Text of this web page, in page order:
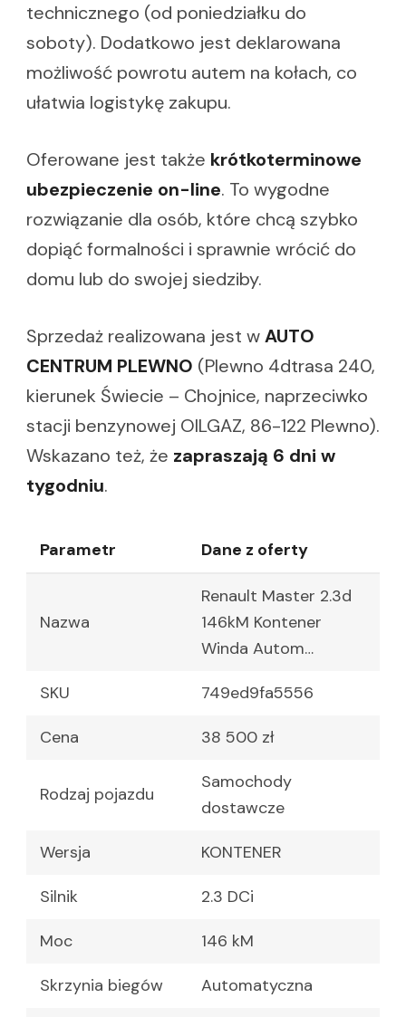
technicznego (od poniedziałku do
soboty). Dodatkowo jest deklarowana
możliwość powrotu autem na kołach, co
ułatwia logistykę zakupu.
Oferowane jest także krótkoterminowe
ubezpieczenie on-line. To wygodne
rozwiązanie dla osób, które chcą szybko
dopiąć formalności i sprawnie wrócić do
domu lub do swojej siedziby.
Sprzedaż realizowana jest wAUTO
CENTRUM PLEWNO (Plewno 4dtrasa 240,
kierunek Świecie – Chojnice, naprzeciwko
stacji benzynowej OILGAZ, 86-122 Plewno).
Wskazano też, że zapraszają 6 dni w
tygodniu.
Parametr Dane z oferty
Nazwa
Renault Master 2.3d
146kM Kontener
Winda Autom…
SKU 749ed9fa5556
Cena 38 500 zł
Rodzaj pojazdu
Samochody
dostawcze
Wersja KONTENER
Silnik 2.3 DCi
Moc 146 kM
Skrzynia biegów Automatyczna